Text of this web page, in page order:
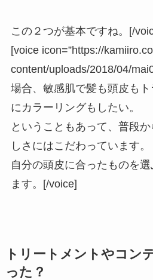
この２つが基本ですね。[/
[voice icon=”https://
content/uploads/2018/04/
場合、敏感肌で髪も頭皮も
にカラーリングもしたい。
ということもあって、普段
しさにはこだわっています。
自分の頭皮に合ったものを
ます。[/voice]
トリートメントやコン
った？